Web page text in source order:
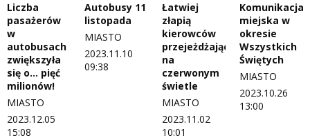
Liczba
pasażerów
w
autobusach
zwiększyła
się o… pięć
milionów!
MIASTO
2023.12.05
15:08
Autobusy 11
listopada
MIASTO
2023.11.10
09:38
Łatwiej
złapią
kierowców
przejeżdżających
na
czerwonym
świetle
MIASTO
2023.11.02
10:01
Komunikacja
miejska w
okresie
Wszystkich
Świętych
MIASTO
2023.10.26
13:00